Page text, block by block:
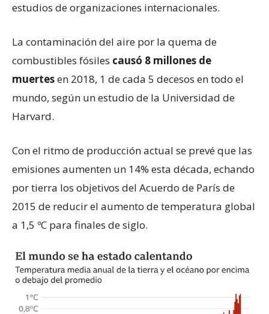
estudios de organizaciones internacionales.
La contaminación del aire por la quema de
combustibles fósiles causó 8 millones de
muertesen 2018, 1 de cada 5 decesos en todo el
mundo, según un estudio de la Universidad de
Harvard.
Con el ritmo de producción actual se prevé que las
emisiones aumenten un 14% esta década, echando
por tierra los objetivos del Acuerdo de París de
2015 de reducir el aumento de temperatura global
a 1,5 ºC para finales de siglo.